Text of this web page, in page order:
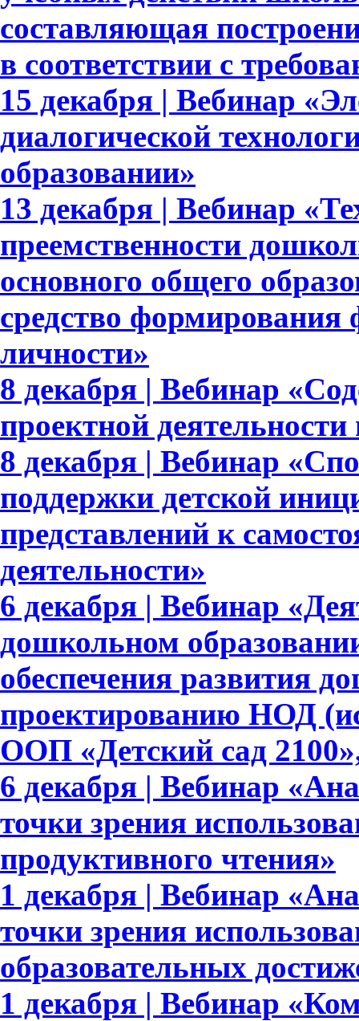
составляющая
в соответствии с
15 декабря | Вебинар
диалогической
образовании»
13 декабря | Вебинар
преемственности
основного общего
средство
личности»
8 декабря | Вебинар
проектной
8 декабря | Вебинар
поддержки детской
представлений к
деятельности»
6 декабря | Вебинар
дошкольном
обеспечения развития
проектированию НОД
ООП «Детский сад
6 декабря | Вебинар
точки зрения
продуктивного чтения»
1 декабря | Вебинар
точки зрения
образовательных
1 декабря | Вебинар